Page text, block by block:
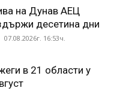
на Дунав АЕЦ
десетина дни
07.08.2026г. 16:53ч.
в 21 области у